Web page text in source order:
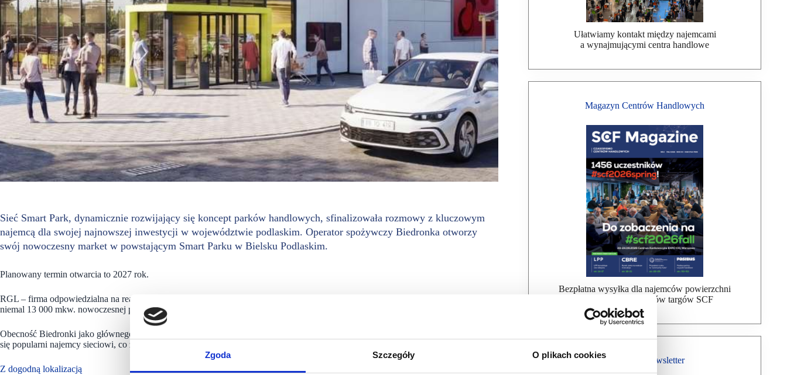
Zgoda Szczegóły O plikach cookies
Sieć Smart Park, dynamicznie rozwijający się koncept parków handlowych, sfinalizowała rozmowy z kluczowym
najemcą dla swojej najnowszej inwestycji w województwie podlaskim. Operator spożywczy Biedronka otworzy
swój nowoczesny market w powstającym Smart Parku w Bielsku Podlaskim.
Planowany termin otwarcia to 2027 rok.
RGL – firma odpowiedzialna na realizację projektu – dostarczy na lokalny rynek blisko 8 000 mkw. w pierwszej fazie, a docelowo
niemal 13 000 mkw. nowoczesnej powierzchni handlowej (GLA).
Obecność Biedronki jako głównego operatora spożywczego to fundament pierwszej fazy projektu. Obok niej w Smart Parku pojawią
się popularni najemcy sieciowi, co zapewni mieszkańcom kompleksową ofertę zakupową w jednym miejscu.
Z dogodną lokalizacją
Ułatwiamy kontakt między najemcami
a wynajmującymi centra handlowe
Magazyn Centrów Handlowych
Bezpłatna wysyłka dla najemców powierzchni
handlowej, uczestników targów SCF
Bezpłatny Newsletter